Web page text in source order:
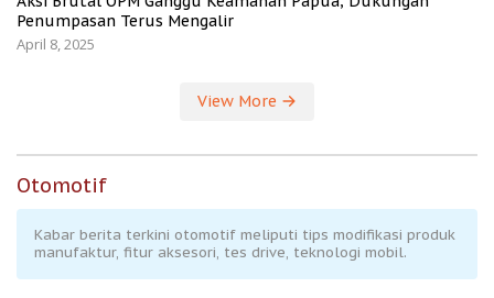
Penumpasan Terus Mengalir
April 8, 2025
View More
Otomotif
Kabar berita terkini otomotif meliputi tips modifikasi produk
manufaktur, fitur aksesori, tes drive, teknologi mobil.